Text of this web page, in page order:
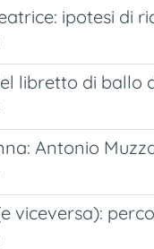
ipotesi di
libretto di ballo
Antonio
viceversa):